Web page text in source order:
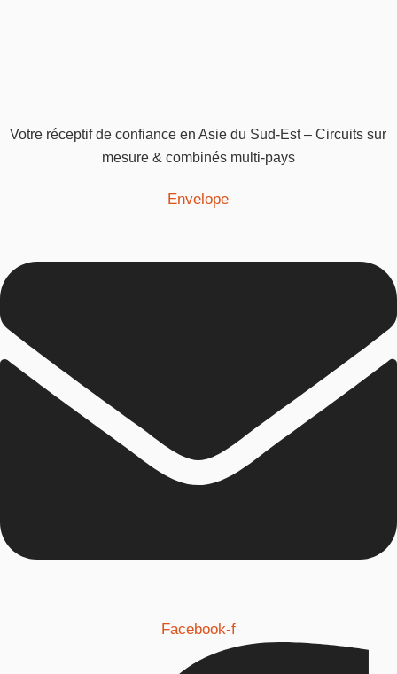
Votre réceptif de confiance en Asie du Sud-Est – Circuits sur
mesure & combinés multi-pays
Envelope
Facebook-f